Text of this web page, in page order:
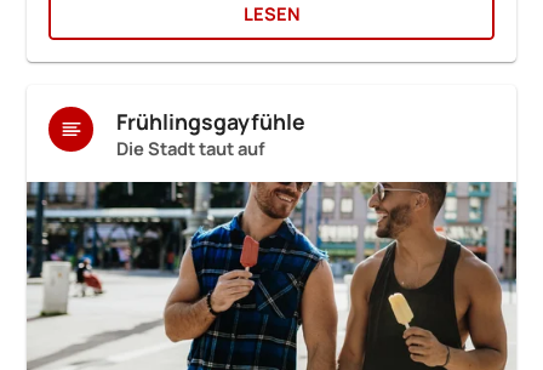
LESEN
Frühlingsgayfühle
Die Stadt taut auf